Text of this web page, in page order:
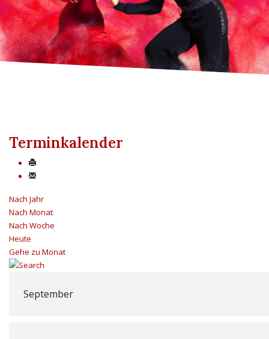
Terminkalender
Nach Jahr
Nach Monat
Nach Woche
Heute
Gehe zu Monat